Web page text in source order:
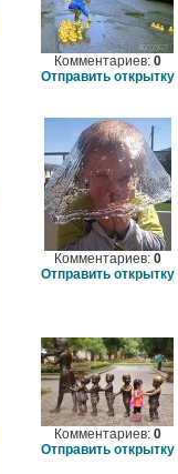
Комментариев: 0
Отправить открытку
Комментариев: 0
Отправить открытку
Комментариев: 0
Отправить открытку